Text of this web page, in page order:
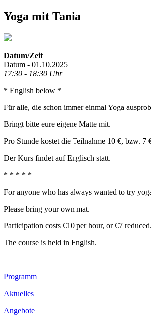
Yoga mit Tania
Datum/Zeit
Datum - 01.10.2025
17:30 - 18:30 Uhr
* English below *
Für alle, die schon immer einmal Yoga
Bringt bitte eure eigene Matte mit.
Pro Stunde kostet die Teilnahme 10 €, bzw. 7
Der Kurs findet auf Englisch statt.
* * * * *
For anyone who has always wanted to try
Please bring your own mat.
Participation costs €10 per hour, or €7 reduced.
The course is held in English.
Footer
Inhalt
Programm
Aktuelles
Angebote